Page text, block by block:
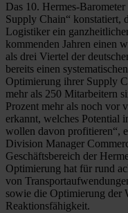
Das 10. Hermes-
Supply Chain“ konstatiert,
Logistiker ein
kommenden Jahren einen
als drei Viertel der
bereits einen
Optimierung ihrer Supply
mehr als 250 Mitarbeitern
Prozent mehr als noch vor
erkannt, welches Potential
wollen davon profitieren“,
Division Manager
Geschäftsbereich der
Optimierung hat für rund
von
sowie die Optimierung der
Reaktionsfähigkeit.